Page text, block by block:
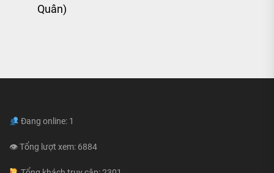
post:Quân)
Đang online: 1
👁 Tổng lượt xem: 6884